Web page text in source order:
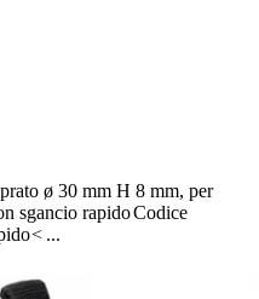
ø 30 mm H 8 mm, per
sgancio rapidoCodice
< ...